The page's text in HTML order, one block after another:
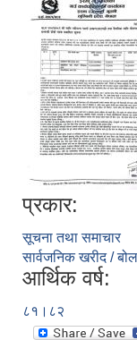
प्रकार:
सूचना तथा समाचार
सार्वजनिक खरीद /
आर्थिक वर्ष:
८१।८२